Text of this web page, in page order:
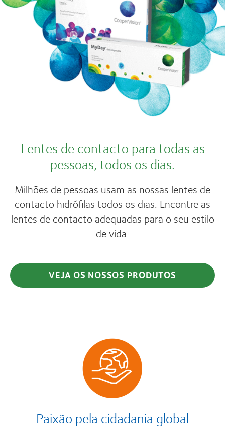
Lentes de contacto para todas as
pessoas, todos os dias.
Milhões de pessoas usam as nossas lentes de
contacto hidrófilas todos os dias. Encontre as
lentes de contacto adequadas para o seu estilo
de vida.
VEJA OS NOSSOS PRODUTOS
Paixão pela cidadania global